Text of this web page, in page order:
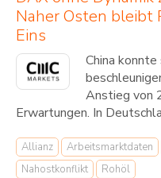
Naher Osten bleibt
Eins
China
Anstieg von
Erwartungen. In
Allianz Arbeitsmarktdaten
Nahostkonflikt
Rohöl